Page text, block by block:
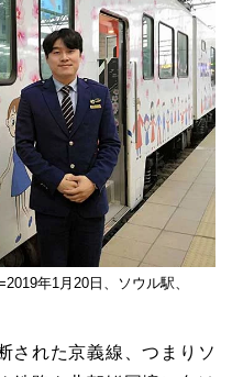
年1月20日、ソウル駅、
された京義線、つまりソ